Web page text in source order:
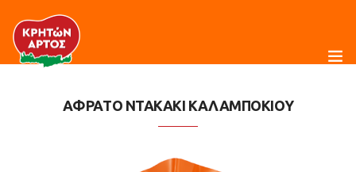
ΑΦΡΑΤΟ ΝΤΑΚΑΚΙ ΚΑΛΑΜΠΟΚΙΟΥ